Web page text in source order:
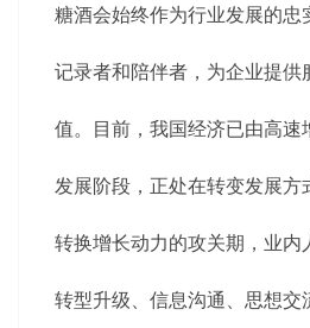
糖酒会始终作为行业发展的忠
记录者和陪伴者，为企业提供
值。目前，我国经济已由高速
发展阶段，正处在转变发展方
转换增长动力的攻关期，业内
转型升级、信息沟通、思想交